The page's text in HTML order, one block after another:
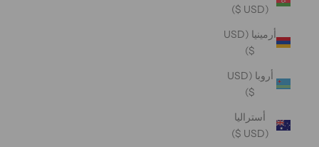
(USD $)
أرمينيا (USD
$)
أروبا (USD
$)
أستراليا
(USD $)